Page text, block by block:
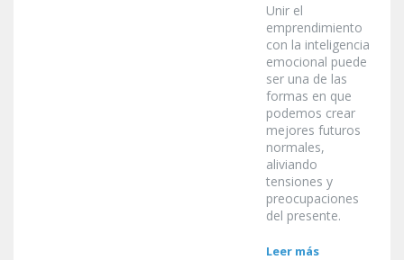
Unir el
emprendimiento
con la inteligencia
emocional puede
ser una de las
formas en que
podemos crear
mejores futuros
normales,
aliviando
tensiones y
preocupaciones
del presente.
Leer más